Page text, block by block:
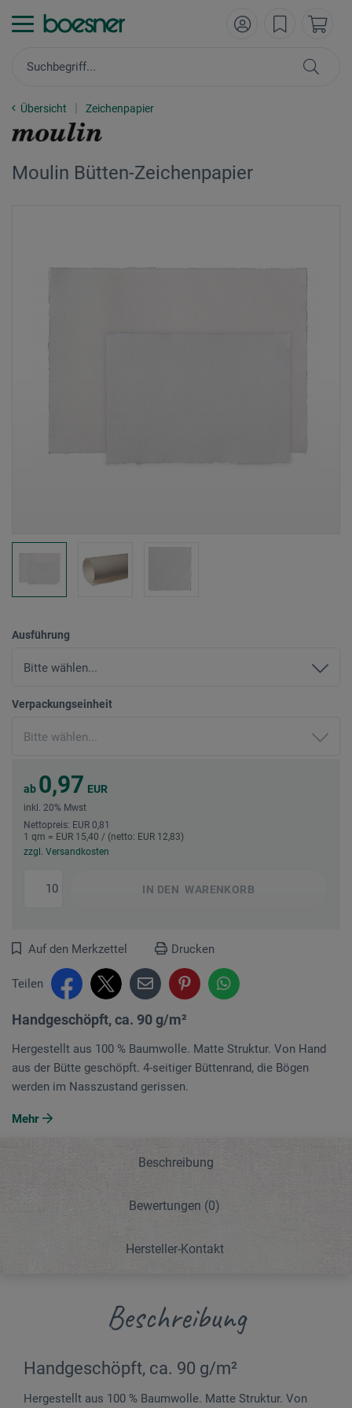
Übersicht Zeichenpapier
Moulin Bütten-Zeichenpapier
Ausführung
Verpackungseinheit
ab 0,97 EUR
inkl. 20% Mwst
Nettopreis: EUR 0,81
1 qm = EUR 15,40 / (netto: EUR 12,83)
zzgl. Versandkosten
IN DEN WARENKORB
Auf den Merkzettel Drucken
Teilen
Handgeschöpft, ca. 90 g/m²
Hergestellt aus 100 % Baumwolle. Matte Struktur. Von Hand
aus der Bütte geschöpft. 4-seitiger Büttenrand, die Bögen
werden im Nasszustand gerissen.
Mehr
Beschreibung
Bewertungen (0)
Hersteller-Kontakt
Beschreibung
Handgeschöpft, ca. 90 g/m²
Hergestellt aus 100 % Baumwolle. Matte Struktur. Von